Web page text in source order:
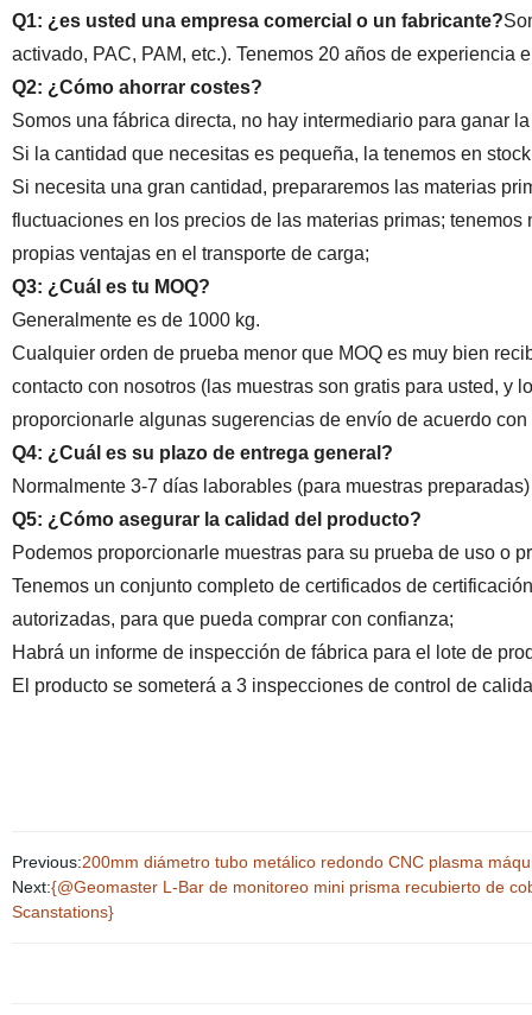
Q1: ¿es usted una empresa comercial o un fabricante?
activado, PAC, PAM, etc.). Tenemos 20 años de experiencia
Q2: ¿Cómo ahorrar costes?
Somos una fábrica directa, no hay intermediario para ganar
Si la cantidad que necesitas es pequeña, la tenemos en
Si necesita una gran cantidad, prepararemos las materias
fluctuaciones en los precios de las materias primas;
propias ventajas en el transporte de carga;
Q3: ¿Cuál es tu MOQ?
Generalmente es de 1000 kg.
Cualquier orden de prueba menor que MOQ es muy bien
contacto con nosotros (las muestras son gratis para usted, y
proporcionarle algunas sugerencias de envío de acuerdo
Q4: ¿Cuál es su plazo de entrega general?
Normalmente 3-7 días laborables (para muestras
Q5: ¿Cómo asegurar la calidad del producto?
Podemos proporcionarle muestras para su prueba de uso o
Tenemos un conjunto completo de certificados de
autorizadas, para que pueda comprar con confianza;
Habrá un informe de inspección de fábrica para el lote de
El producto se someterá a 3 inspecciones de control de
Previous:200mm diámetro tubo metálico redondo CNC plasma
Next:{@Geomaster L-Bar de monitoreo mini prisma recubierto de
Scanstations}